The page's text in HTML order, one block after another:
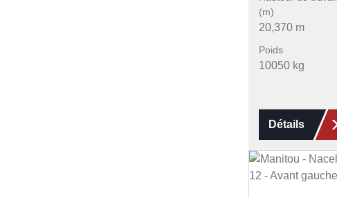
(m)
20,370 m
Poids
10050 kg
Détails